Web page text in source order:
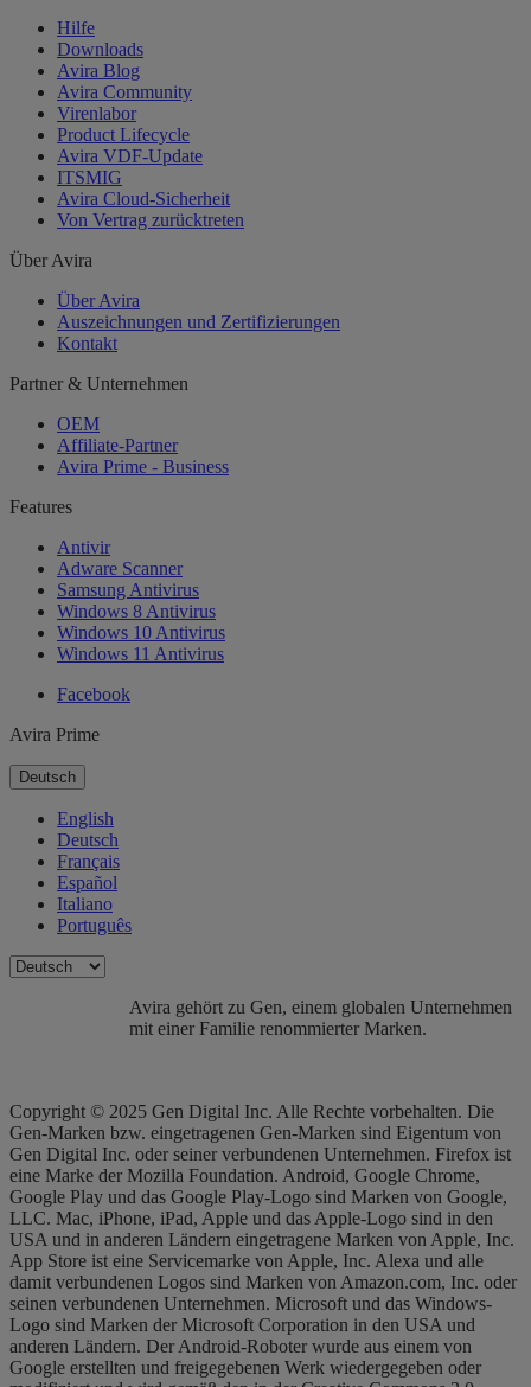
Hilfe
Downloads
Avira Blog
Avira Community
Virenlabor
Product Lifecycle
Avira VDF-Update
ITSMIG
Avira Cloud-Sicherheit
Von Vertrag zurücktreten
Über Avira
Über Avira
Auszeichnungen und Zertifizierungen
Kontakt
Partner & Unternehmen
OEM
Affiliate-Partner
Avira Prime - Business
Features
Antivir
Adware Scanner
Samsung Antivirus
Windows 8 Antivirus
Windows 10 Antivirus
Windows 11 Antivirus
Facebook
Avira Prime
Deutsch
English
Deutsch
Français
Español
Italiano
Português
Avira gehört zu Gen, einem globalen Unternehmen
mit einer Familie renommierter Marken.
Copyright © 2025 Gen Digital Inc. Alle Rechte vorbehalten. Die
Gen-Marken bzw. eingetragenen Gen-Marken sind Eigentum von
Gen Digital Inc. oder seiner verbundenen Unternehmen. Firefox ist
eine Marke der Mozilla Foundation. Android, Google Chrome,
Google Play und das Google Play-Logo sind Marken von Google,
LLC. Mac, iPhone, iPad, Apple und das Apple-Logo sind in den
USA und in anderen Ländern eingetragene Marken von Apple, Inc.
App Store ist eine Servicemarke von Apple, Inc. Alexa und alle
damit verbundenen Logos sind Marken von Amazon.com, Inc. oder
seinen verbundenen Unternehmen. Microsoft und das Windows-
Logo sind Marken der Microsoft Corporation in den USA und
anderen Ländern. Der Android-Roboter wurde aus einem von
Google erstellten und freigegebenen Werk wiedergegeben oder